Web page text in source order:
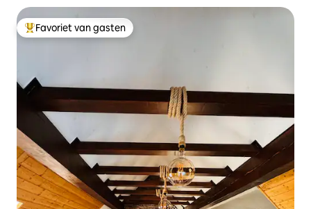
Topfavoriet van gasten
Favoriet van gasten